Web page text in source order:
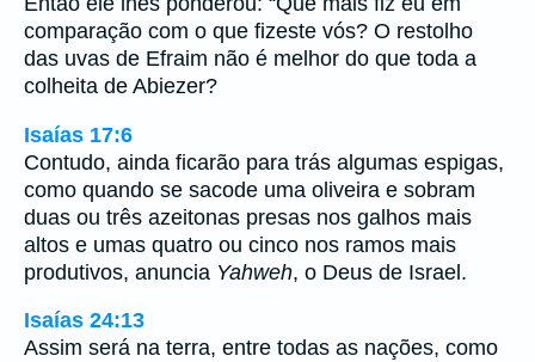
comparação com o que fizeste vós? O restolho
das uvas de Efraim não é melhor do que toda a
colheita de Abiezer?
Isaías 17:6
Contudo, ainda ficarão para trás algumas espigas,
como quando se sacode uma oliveira e sobram
duas ou três azeitonas presas nos galhos mais
altos e umas quatro ou cinco nos ramos mais
produtivos, anuncia Yahweh, o Deus de Israel.
Isaías 24:13
Assim será na terra, entre todas as nações, como